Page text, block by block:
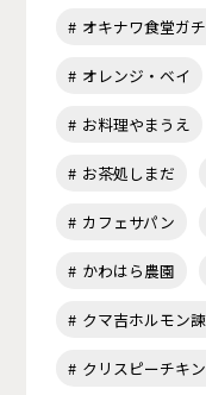
オキナワ食堂ガ
オレンジ・ベイ
お料理やまうえ
お茶処しまだ
カフェサパン
かわはら農園
クマ吉ホルモン
クリスピーチキ